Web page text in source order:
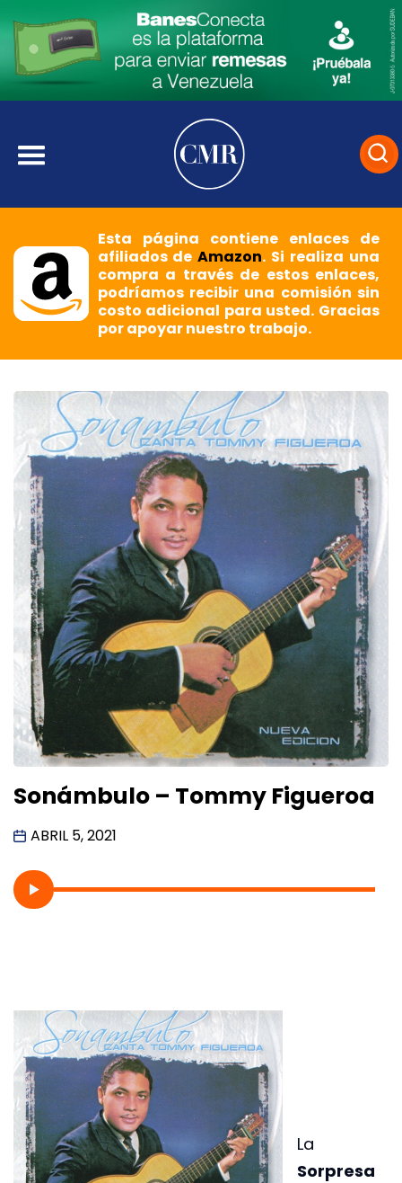
Esta página contiene enlaces de
afiliados deAmazon. Si realiza una
compra a través de estos enlaces,
podríamos recibir una comisión sin
costo adicional para usted. Gracias
por apoyar nuestro trabajo.
Sonámbulo – Tommy Figueroa
ABRIL 5, 2021
La
Sorpresa